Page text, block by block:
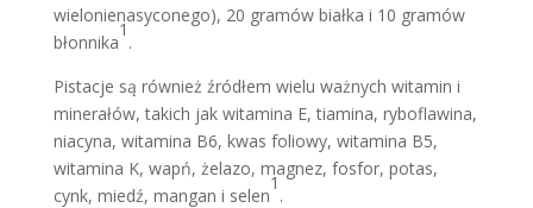
wielonienasyconego), 20 gramów białka i 10 gramów
błonnika
1
.
Pistacje są również źródłem wielu ważnych witamin i
minerałów, takich jak witamina E, tiamina, ryboflawina,
niacyna, witamina B6, kwas foliowy, witamina B5,
witamina K, wapń, żelazo, magnez, fosfor, potas,
cynk, miedź, mangan i selen
1
.